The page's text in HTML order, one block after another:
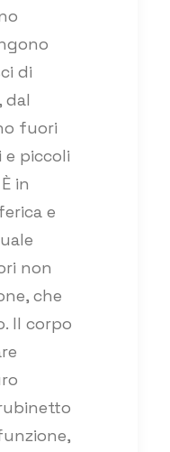
di
dal
fuori
piccoli
in
e
non
che
Il corpo